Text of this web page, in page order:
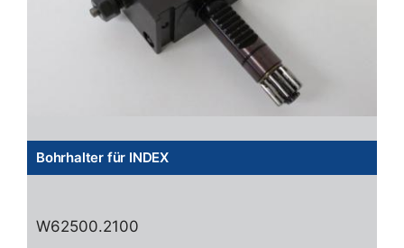
Bohrhalter für INDEX
W62500.2100